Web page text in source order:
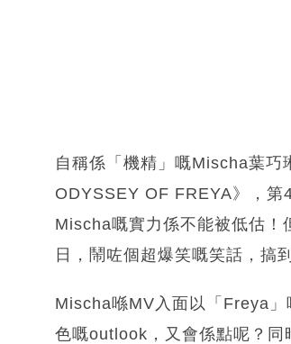
自稱係「機精」嘅Mischa葉巧
ODYSSEY OF FREYA》，
Mischa嘅實力係不能被低估！
日，鬧咗個超爆笑嘅笑話，搞
Mischa喺MV入面以「Freya」
色嘅outlook，又會係點呢？同